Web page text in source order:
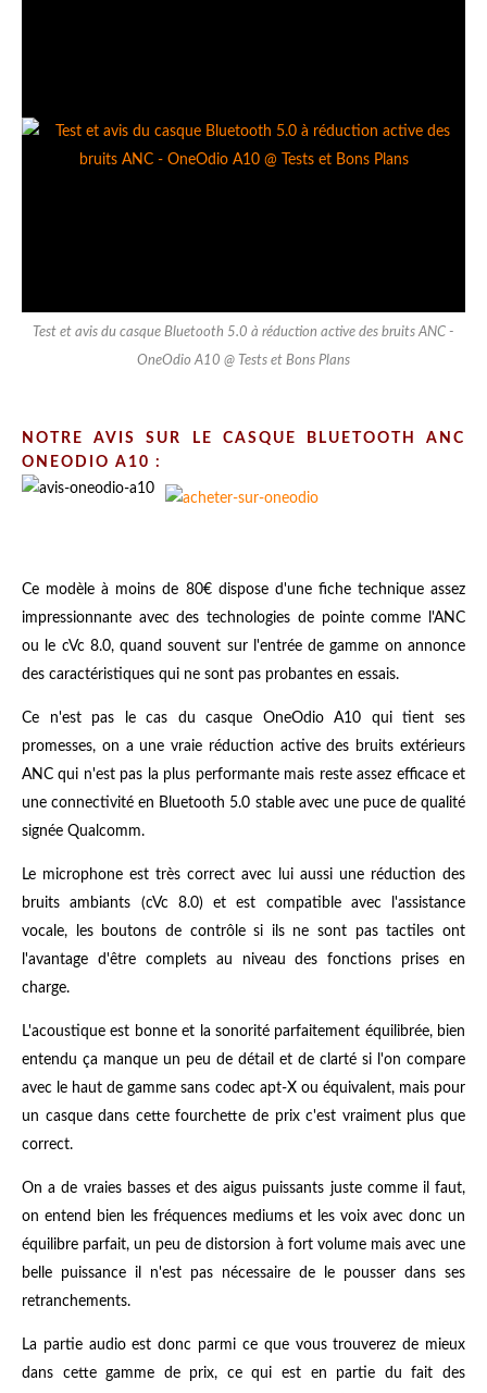
Test et avis du casque Bluetooth 5.0 à réduction active des bruits ANC -
OneOdio A10 @ Tests et Bons Plans
NOTRE AVIS SUR LE CASQUE BLUETOOTH ANC
ONEODIO A10 :
Ce modèle à moins de 80€ dispose d'une fiche technique assez
impressionnante avec des technologies de pointe comme l'ANC
ou le cVc 8.0, quand souvent sur l'entrée de gamme on annonce
des caractéristiques qui ne sont pas probantes en essais.
Ce n'est pas le cas du casque OneOdio A10 qui tient ses
promesses, on a une vraie réduction active des bruits extérieurs
ANC qui n'est pas la plus performante mais reste assez efficace et
une connectivité en Bluetooth 5.0 stable avec une puce de qualité
signée Qualcomm.
Le microphone est très correct avec lui aussi une réduction des
bruits ambiants (cVc 8.0) et est compatible avec l'assistance
vocale, les boutons de contrôle si ils ne sont pas tactiles ont
l'avantage d'être complets au niveau des fonctions prises en
charge.
L'acoustique est bonne et la sonorité parfaitement équilibrée, bien
entendu ça manque un peu de détail et de clarté si l'on compare
avec le haut de gamme sans codec apt-X ou équivalent, mais pour
un casque dans cette fourchette de prix c'est vraiment plus que
correct.
On a de vraies basses et des aigus puissants juste comme il faut,
on entend bien les fréquences mediums et les voix avec donc un
équilibre parfait, un peu de distorsion à fort volume mais avec une
belle puissance il n'est pas nécessaire de le pousser dans ses
retranchements.
La partie audio est donc parmi ce que vous trouverez de mieux
dans cette gamme de prix, ce qui est en partie du fait des